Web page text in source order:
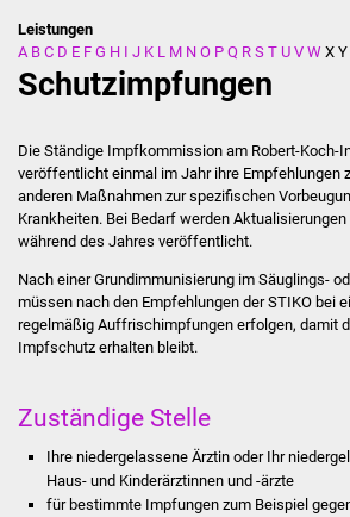
Kontakt
FNP /
Wahlen
Leistungen
A B C D E F G H I J K L M N O P Q R S T U V W X Y
Schutzimpfungen
Die Ständige Impfkommission am Robert-Koch-
veröffentlicht einmal im Jahr ihre Empfehlungen
anderen Maßnahmen zur spezifischen
Krankheiten. Bei Bedarf werden
während des Jahres veröffentlicht.
Nach einer Grundimmunisierung im Säuglings-
müssen nach den Empfehlungen der STIKO bei
regelmäßig Auffrischimpfungen erfolgen, damit
Impfschutz erhalten bleibt.
Zuständige Stelle
Ihre niedergelassene Ärztin oder Ihr
Haus- und Kinderärztinnen und -ärzte
für bestimmte Impfungen zum Beispiel